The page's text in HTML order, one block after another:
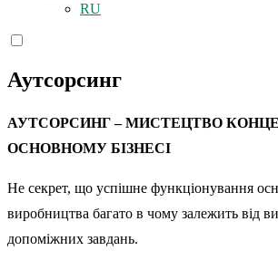
RU
Аутсорсинг
АУТСОРСИНГ – МИСТЕЦТВО
ОСНОВНОМУ БІЗНЕСІ
Не секрет, що успішне функціонування
виробництва багато в чому залежить від
допоміжних завдань.